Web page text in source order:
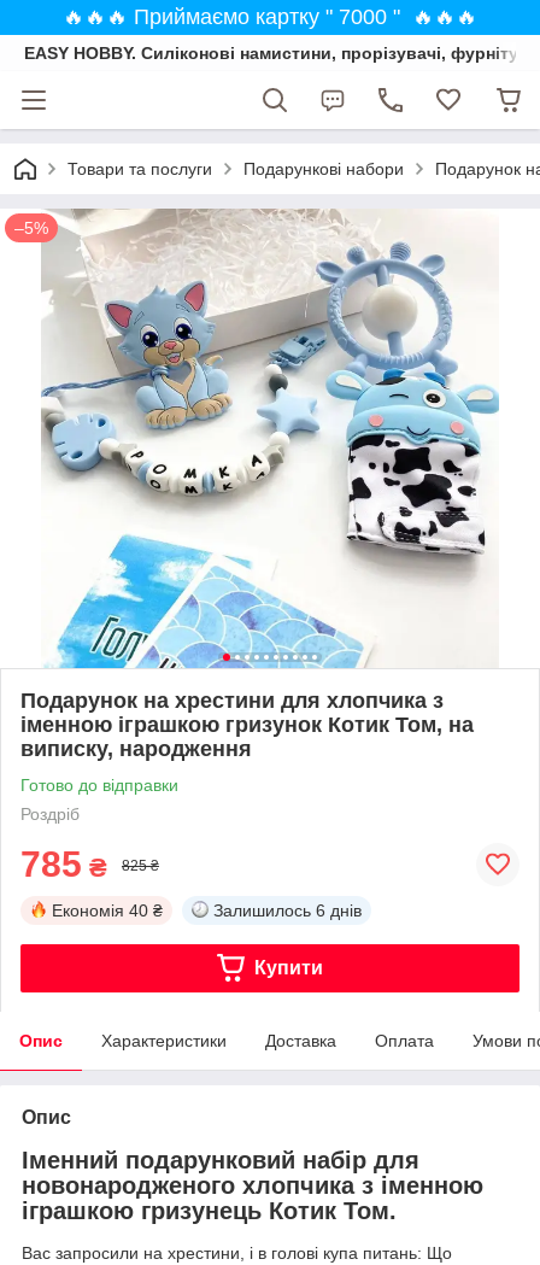
🔥🔥🔥 Приймаємо картку " 7000 " 🔥🔥🔥
EASY HOBBY. Силіконові намистини, прорізувачі,
Товари та послуги Подарункові набори Подарунок
–5%
Подарунок на хрестини для хлопчика з
іменною іграшкою гризунок Котик Том, на
виписку, народження
Готово до відправки
Роздріб
785 ₴ 825 ₴
Економія 40 ₴ Залишилось 6 днів
Купити
Опис Характеристики Доставка Оплата Умови
Опис
Іменний подарунковий набір для
новонародженого хлопчика з іменною
іграшкою гризунець Котик Том.
Вас запросили на хрестини, і в голові купа питань: Що